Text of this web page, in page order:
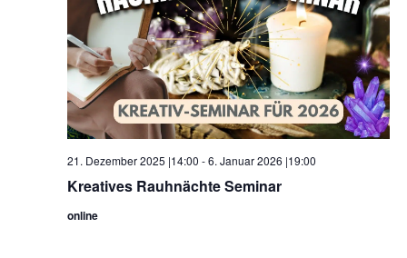
Kreatives Rauhnächte Seminar
21. Dezember 2025 |14:00 -6. Januar 2026 |19:00
online